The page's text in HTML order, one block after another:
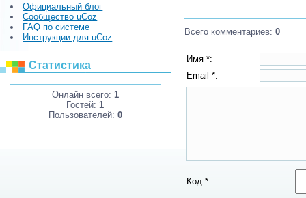
Официальный блог
Сообщество uCoz
FAQ по системе
Инструкции для uCoz
Статистика
Онлайн всего: 1
Гостей: 1
Пользователей: 0
Всего комментариев: 0
Имя *:
Email *:
Код *: